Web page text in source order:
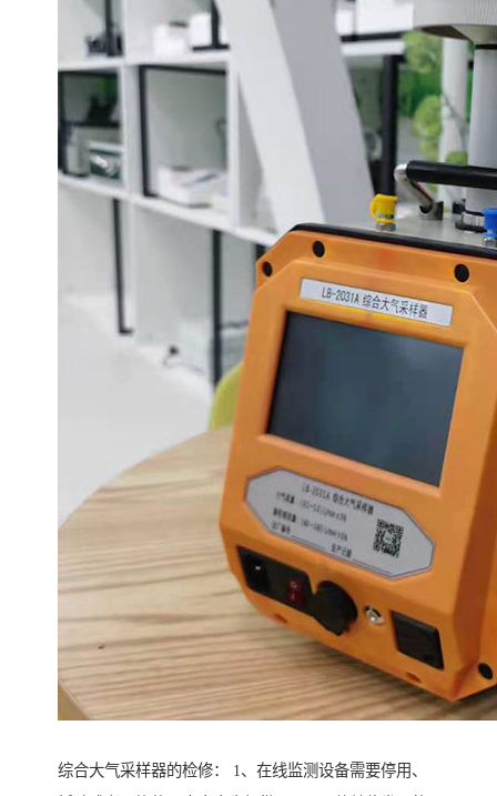
综合大气采样器的检修： 1、在线监测设备需要停用、